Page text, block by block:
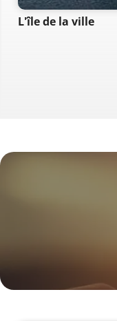
L'île de la ville